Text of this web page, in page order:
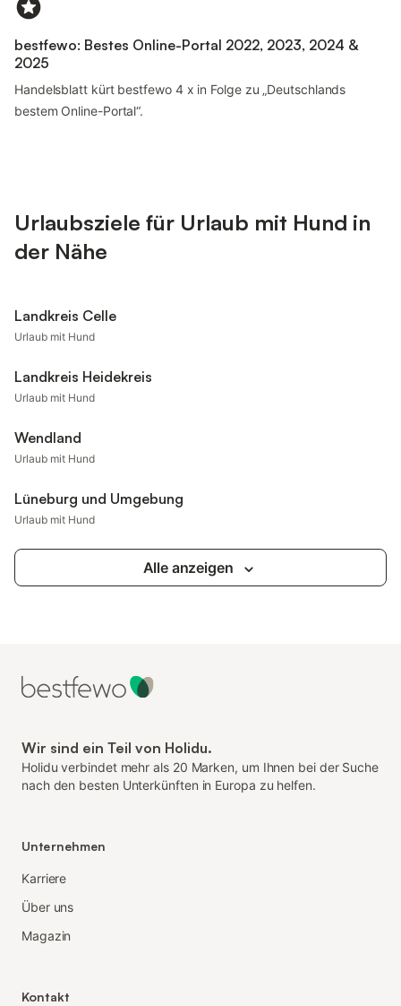
bestfewo: Bestes Online-Portal 2022, 2023, 2024 &
2025
Handelsblatt kürt bestfewo 4 x in Folge zu „Deutschlands
bestem Online-Portal“.
Urlaubsziele für Urlaub mit Hund in
der Nähe
Landkreis Celle
Urlaub mit Hund
Landkreis Heidekreis
Urlaub mit Hund
Wendland
Urlaub mit Hund
Lüneburg und Umgebung
Urlaub mit Hund
Alle anzeigen
Wir sind ein Teil von Holidu.
Holidu verbindet mehr als 20 Marken, um Ihnen bei der Suche
nach den besten Unterkünften in Europa zu helfen.
Unternehmen
Karriere
Über uns
Magazin
Kontakt